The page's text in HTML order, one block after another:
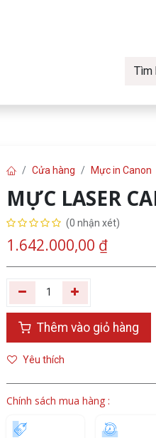
Tìm
Cửa hàng Mực in Canon
MỰC LASER
(0 nhận xét)
1.642.000,00 ₫
Thêm vào giỏ hàng
Yêu thích
Chính sách mua hàng :